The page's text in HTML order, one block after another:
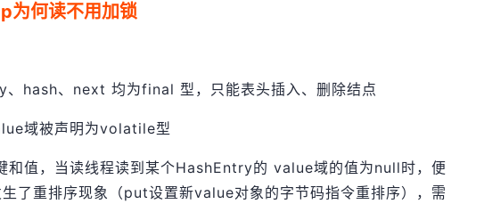
何读不用加锁
hash、next 均为final 型，只能表头插入、删除结点
域被声明为volatile型
和值，当读线程读到某个HashEntry的 value域的值为null时，便
了重排序现象（put设置新value对象的字节码指令重排序），需